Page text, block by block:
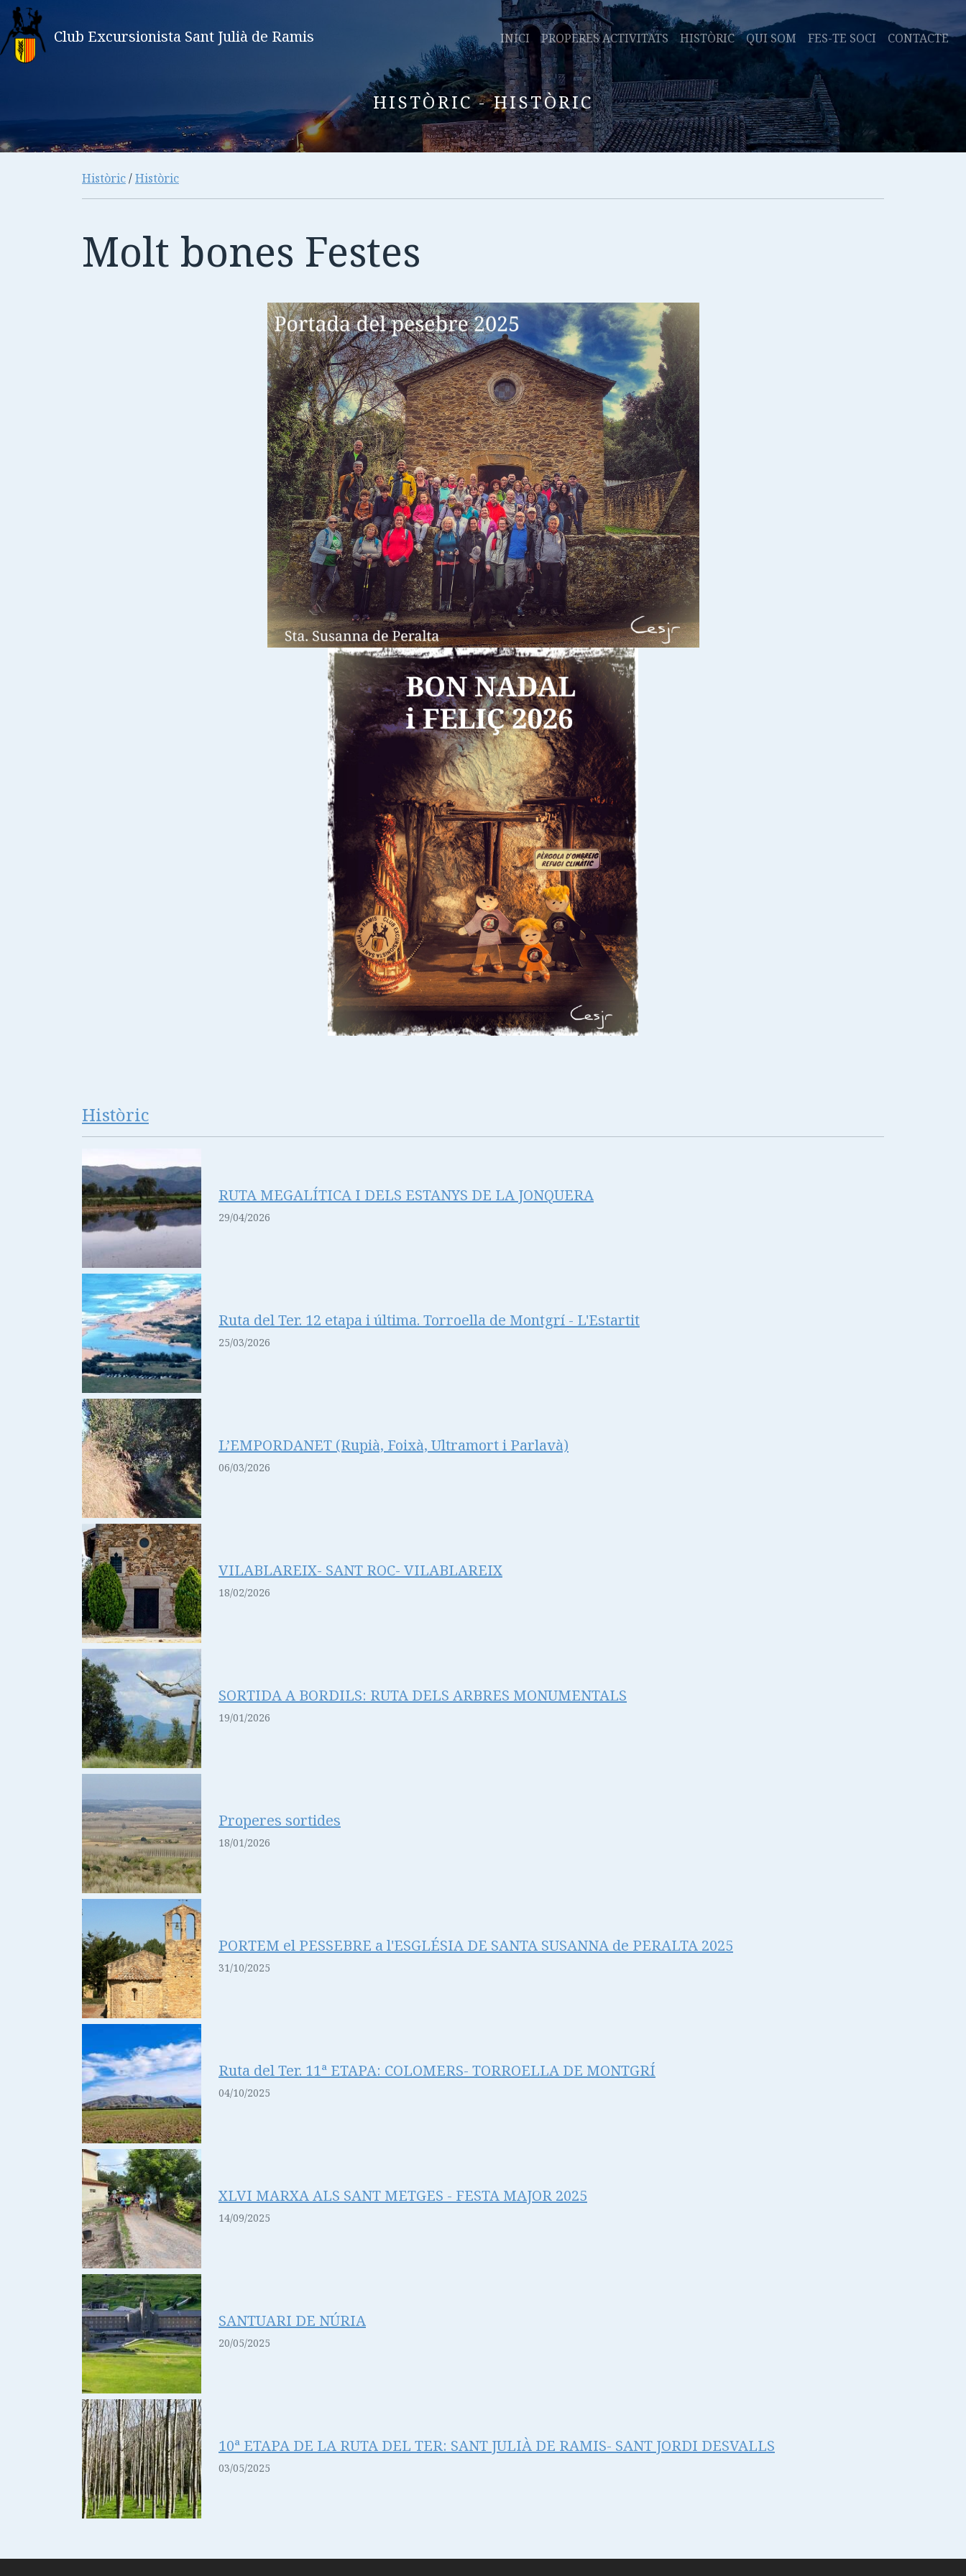
Club Excursionista Sant Julià de Ramis INICI PROPERES ACTIVITATS HISTÒRIC QUI SOM FES-TE SOCI CONTACTE
HISTÒRIC - HISTÒRIC
Històric/Històric
Molt bones Festes
Històric
RUTA MEGALÍTICA I DELS ESTANYS DE LA JONQUERA
29/04/2026
Ruta del Ter. 12 etapa i última. Torroella de Montgrí - L'Estartit
25/03/2026
L’EMPORDANET (Rupià, Foixà, Ultramort i Parlavà)
06/03/2026
VILABLAREIX- SANT ROC- VILABLAREIX
18/02/2026
SORTIDA A BORDILS: RUTA DELS ARBRES MONUMENTALS
19/01/2026
Properes sortides
18/01/2026
PORTEM el PESSEBRE a l'ESGLÉSIA DE SANTA SUSANNA de PERALTA 2025
31/10/2025
Ruta del Ter. 11ª ETAPA: COLOMERS- TORROELLA DE MONTGRÍ
04/10/2025
XLVI MARXA ALS SANT METGES - FESTA MAJOR 2025
14/09/2025
SANTUARI DE NÚRIA
20/05/2025
10ª ETAPA DE LA RUTA DEL TER: SANT JULIÀ DE RAMIS- SANT JORDI DESVALLS
03/05/2025